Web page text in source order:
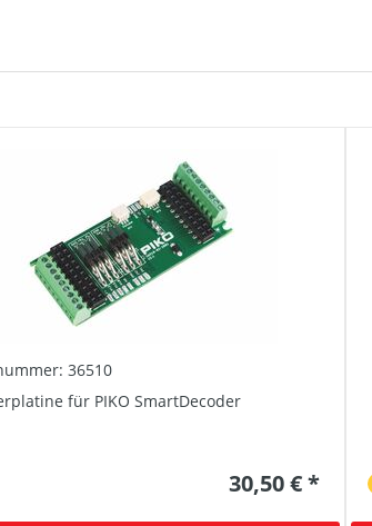
36510
für PIKO SmartDecoder
30,50 € *